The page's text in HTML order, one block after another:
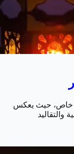
خاص، حيث يعكس
والتقاليد